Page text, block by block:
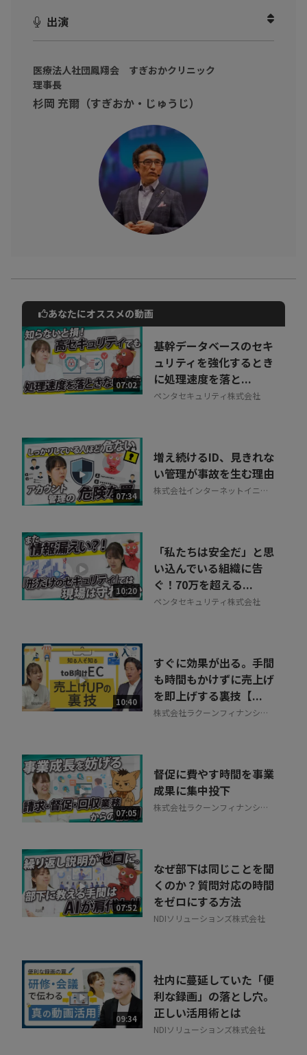
おうちストレスにつながる習慣
家にいるのに疲れが取れない
最近イライラする
そんな不調に心当たりのあるビジネスパーソンに向けて
ストレスゼロなおうち時間の過ごし方を学び、日々の生活ででき
るストレス解消の習慣を手に入れましょう！
出演
医療法人社団鳳翔会 すぎおかクリニック
理事長
杉岡 充爾（すぎおか・じゅうじ）
動画でご紹介しているサービスについて
お気軽にご相談・ご質問いただけます！
30秒でお申し込み可能
相談を希望する 無料
あなたにオススメの動画
07:02
基幹データベースのセキ
ュリティを強化するとき
に処理速度を落と...
ペンタセキュリティ株式会社
07:34
増え続けるID、見きれな
い管理が事故を生む理由
株式会社インターネットイニシ
10:20
「私たちは安全だ」と思
い込んでいる組織に告
ぐ！70万を超える...
ペンタセキュリティ株式会社
10:40
すぐに効果が出る。手間
も時間もかけずに売上げ
を即上げする裏技【...
株式会社ラクーンフィナンシャ
07:05
督促に費やす時間を事業
成果に集中投下
株式会社ラクーンフィナンシャ
07:52
なぜ部下は同じことを聞
くのか？質問対応の時間
をゼロにする方法
NDIソリューションズ株式会社
09:34
社内に蔓延していた「便
利な録画」の落とし穴。
正しい活用術とは
NDIソリューションズ株式会社